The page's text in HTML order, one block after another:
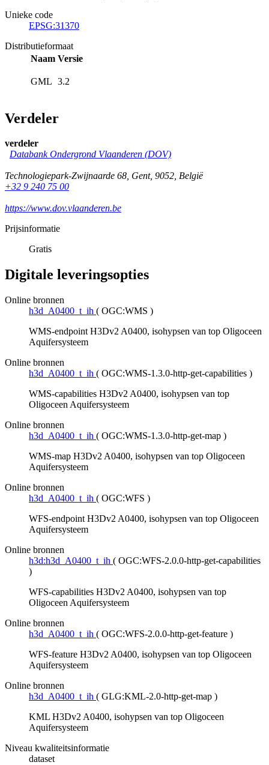
Unieke code
EPSG:31370
Distributieformaat
Naam Versie
GML 3.2
Verdeler
verdeler
Databank Ondergrond Vlaanderen (DOV)
Technologiepark-Zwijnaarde 68, Gent, 9052, België
+32 9 240 75 00
https://www.dov.vlaanderen.be
Prijsinformatie
Gratis
Digitale leveringsopties
Online bronnen
h3d_A0400_t_ih ( OGC:WMS )
WMS-endpoint H3Dv2 A0400, isohypsen van top Oligoceen
Aquifersysteem
Online bronnen
h3d_A0400_t_ih ( OGC:WMS-1.3.0-http-get-capabilities )
WMS-capabilities H3Dv2 A0400, isohypsen van top
Oligoceen Aquifersysteem
Online bronnen
h3d_A0400_t_ih ( OGC:WMS-1.3.0-http-get-map )
WMS-map H3Dv2 A0400, isohypsen van top Oligoceen
Aquifersysteem
Online bronnen
h3d_A0400_t_ih ( OGC:WFS )
WFS-endpoint H3Dv2 A0400, isohypsen van top Oligoceen
Aquifersysteem
Online bronnen
h3d:h3d_A0400_t_ih ( OGC:WFS-2.0.0-http-get-capabilities
)
WFS-capabilities H3Dv2 A0400, isohypsen van top
Oligoceen Aquifersysteem
Online bronnen
h3d_A0400_t_ih ( OGC:WFS-2.0.0-http-get-feature )
WFS-feature H3Dv2 A0400, isohypsen van top Oligoceen
Aquifersysteem
Online bronnen
h3d_A0400_t_ih ( GLG:KML-2.0-http-get-map )
KML H3Dv2 A0400, isohypsen van top Oligoceen
Aquifersysteem
Niveau kwaliteitsinformatie
dataset